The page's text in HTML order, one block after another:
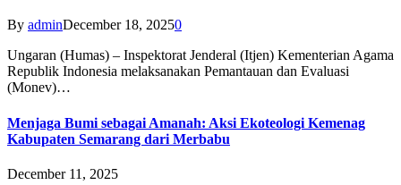
By adminDecember 18, 20250
Ungaran (Humas) – Inspektorat Jenderal (Itjen) Kementerian Agama
Republik Indonesia melaksanakan Pemantauan dan Evaluasi
(Monev)…
Menjaga Bumi sebagai Amanah: Aksi Ekoteologi Kemenag
Kabupaten Semarang dari Merbabu
December 11, 2025